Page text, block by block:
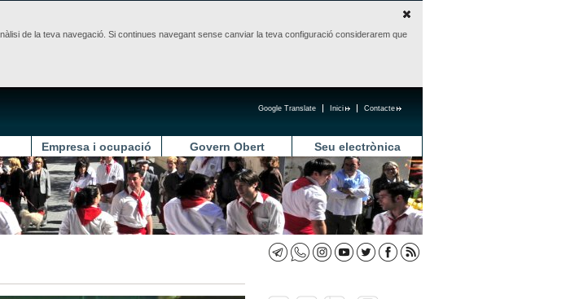
de la teva navegació. Si continues navegant sense canviar la teva configuració considerarem que
Contacte
Inici
Google Translate
Empresa i ocupació Govern Obert Seu electrònica